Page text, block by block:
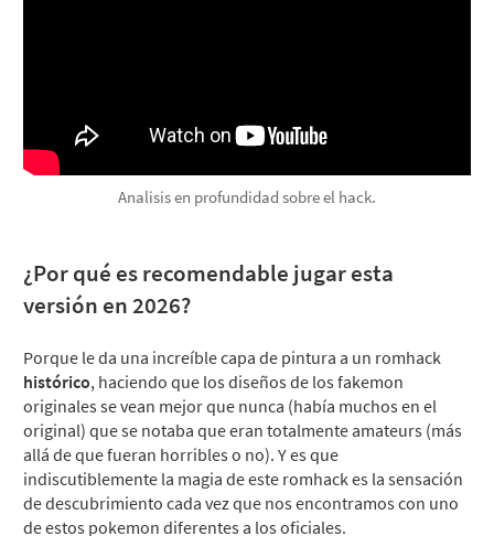
Analisis en profundidad sobre el hack.
¿Por qué es recomendable jugar esta
versión en 2026?
Porque le da una increíble capa de pintura a un romhack
histórico, haciendo que los diseños de los fakemon
originales se vean mejor que nunca (había muchos en el
original) que se notaba que eran totalmente amateurs (más
allá de que fueran horribles o no). Y es que
indiscutiblemente la magia de este romhack es la sensación
de descubrimiento cada vez que nos encontramos con uno
de estos pokemon diferentes a los oficiales.